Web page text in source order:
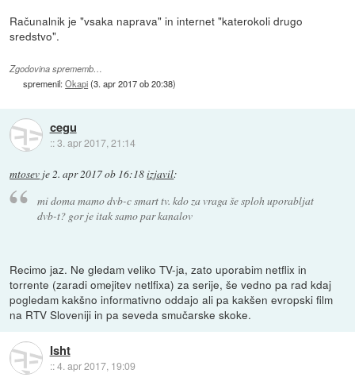
Računalnik je "vsaka naprava" in internet "katerokoli drugo
sredstvo".
Zgodovina sprememb…
spremenil:Okapi(3. apr 2017 ob 20:38)
cegu
::3. apr 2017, 21:14
mtosev je2. apr 2017 ob 16:18izjavil:
mi doma mamo dvb-c smart tv. kdo za vraga še sploh uporabljat
dvb-t? gor je itak samo par kanalov
Recimo jaz. Ne gledam veliko TV-ja, zato uporabim netflix in
torrente (zaradi omejitev netlfixa) za serije, še vedno pa rad kdaj
pogledam kakšno informativno oddajo ali pa kakšen evropski film
na RTV Sloveniji in pa seveda smučarske skoke.
Isht
::4. apr 2017, 19:09